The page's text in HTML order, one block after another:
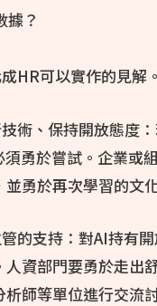
據？
HR可以實作的見解。
術、保持開放態度
勇於嘗試。企業或
勇於再次學習的文
的支持：對AI持有
人資部門要勇於走出
師等單位進行交流